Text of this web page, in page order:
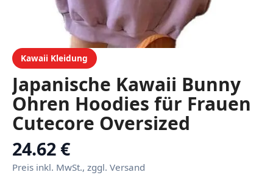
Kawaii Kleidung
Japanische Kawaii Bunny
Ohren Hoodies für Frauen
Cutecore Oversized
Sweatshirt Baggy Langarm
Casual Fleece Top
24.62 €
Preis inkl. MwSt., zggl. Versand